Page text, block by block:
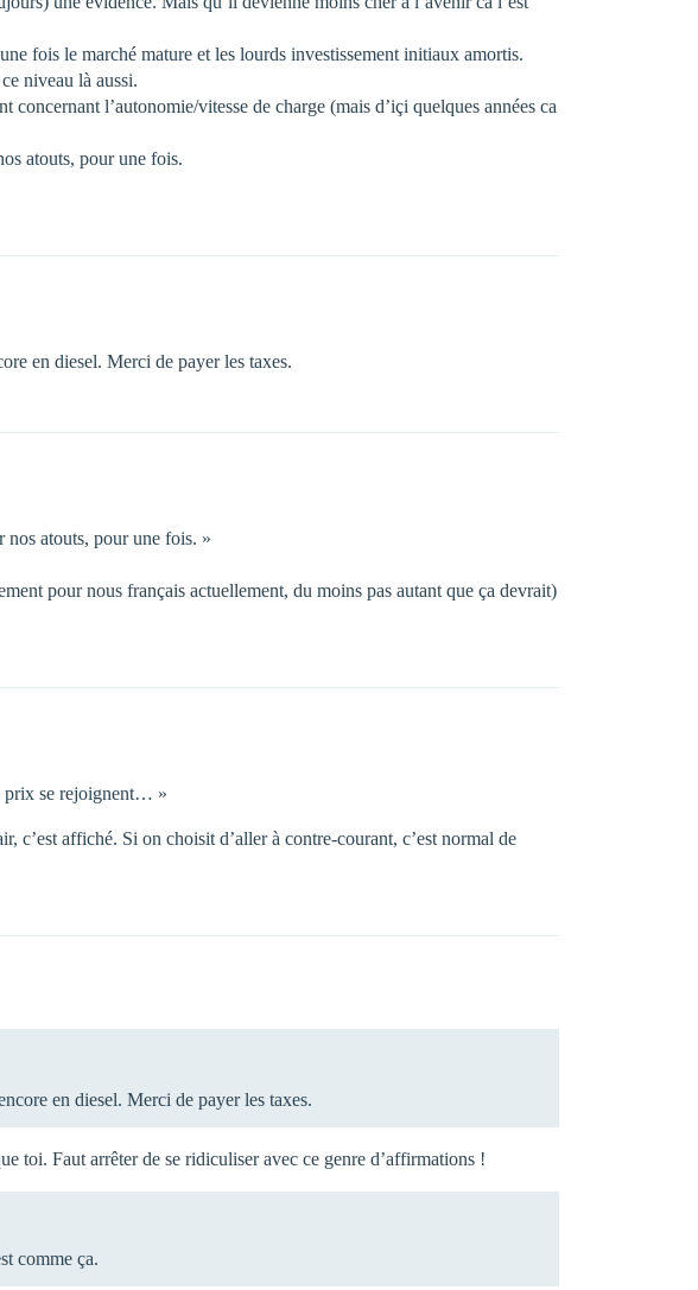
fois le marché mature et les lourds investissement initiaux amortis.
niveau là aussi.
l’autonomie/vitesse de charge (mais d’içi quelques années ca
atouts, pour une fois.
en diesel. Merci de payer les taxes.
nos atouts, pour une fois. »
pour nous français actuellement, du moins pas autant que ça devrait)
prix se rejoignent… »
c’est affiché. Si on choisit d’aller à contre-courant, c’est normal de
en diesel. Merci de payer les taxes.
toi. Faut arrêter de se ridiculiser avec ce genre d’affirmations !
comme ça.